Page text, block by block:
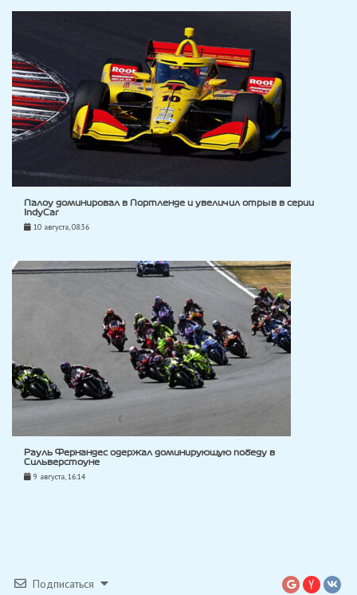
Палоу доминировал в Портленде и увеличил отрыв в серии
IndyCar
10 августа, 08:36
Рауль Фернандес одержал доминирующую победу в
Сильверстоуне
9 августа, 16:14
Подписаться